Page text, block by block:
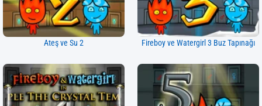
Ateş ve Su 2 Fireboy ve Watergirl 3 Buz Tapınağı